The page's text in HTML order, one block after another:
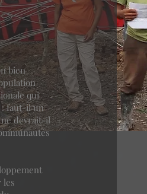
bien
qui
: faut-il un
ne devrait-il
les